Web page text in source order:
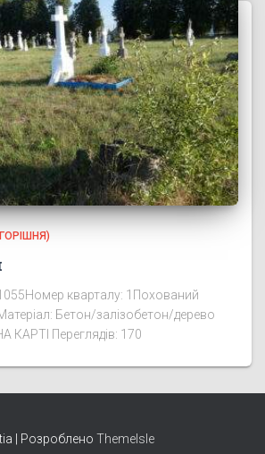
кварталу: 1Похований
Бетон/залізобетон/дерево
КАРТІ Переглядів: 170
| Розроблено ThemeIsle